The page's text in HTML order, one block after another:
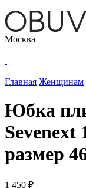
Москва
Главная Женщинам
Юбка
Sevenext
размер
1 450 ₽